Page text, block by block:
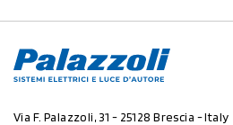
Via F. Palazzoli, 31 - 25128 Brescia - Italy